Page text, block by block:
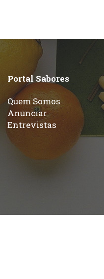
Portal Sabores
Quem Somos
Anunciar
Entrevistas